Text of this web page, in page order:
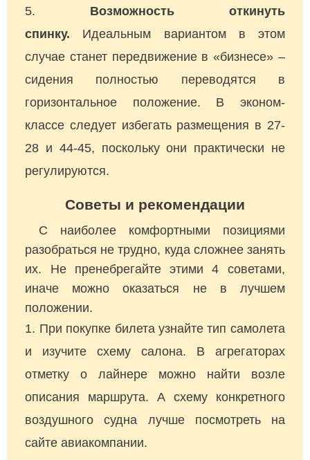
Возможность откинуть
спинку. Идеальным вариантом в этом
случае станет передвижение в «бизнесе» –
сидения полностью переводятся в
горизонтальное положение. В эконом-
классе следует избегать размещения в 27-
28 и 44-45, поскольку они практически не
регулируются.
Советы и рекомендации
С наиболее комфортными позициями
разобраться не трудно, куда сложнее занять
их. Не пренебрегайте этими 4 советами,
иначе можно оказаться не в лучшем
положении.
При покупке билета узнайте тип самолета
и изучите схему салона. В агрегаторах
отметку о лайнере можно найти возле
описания маршрута. А схему конкретного
воздушного судна лучше посмотреть на
сайте авиакомпании.